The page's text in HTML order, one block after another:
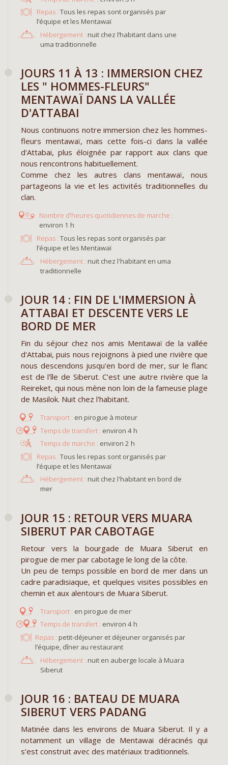
Repas : Tous les repas sont organisés par
l’équipe et les Mentawaï
Hébergement : nuit chez l’habitant dans une
uma traditionnelle
JOURS 11 À 13 : IMMERSION CHEZ
LES " HOMMES-FLEURS"
MENTAWAÏ DANS LA VALLÉE
D'ATTABAI
Nous continuons notre immersion chez les hommes-
fleurs mentawaï, mais cette fois-ci dans la vallée
d'Attabai, plus éloignée par rapport aux clans que
nous rencontrons habituellement.
Comme chez les autres clans mentawaï, nous
partageons la vie et les activités traditionnelles du
clan.
environ 1 h
Repas : Tous les repas sont organisés par
l’équipe et les Mentawaï
Hébergement : nuit chez l'habitant en uma
traditionnelle
JOUR 14 : FIN DE L'IMMERSION À
ATTABAI ET DESCENTE VERS LE
BORD DE MER
Fin du séjour chez nos amis Mentawaï de la vallée
d'Attabai, puis nous rejoignons à pied une rivière que
nous descendons jusqu'en bord de mer, sur le flanc
est de l'île de Siberut. C’est une autre rivière que la
Reireket, qui nous mène non loin de la fameuse plage
de Masilok. Nuit chez l'habitant.
en pirogue à moteur
environ 4 h
environ 2 h
Repas : Tous les repas sont organisés par
l’équipe et les Mentawaï
Hébergement : nuit chez l'habitant en bord de
mer
JOUR 15 : RETOUR VERS MUARA
SIBERUT PAR CABOTAGE
Retour vers la bourgade de Muara Siberut en
pirogue de mer par cabotage le long de la côte.
Un peu de temps possible en bord de mer dans un
cadre paradisiaque, et quelques visites possibles en
chemin et aux alentours de Muara Siberut.
en pirogue de mer
environ 4 h
Repas : petit-déjeuner et déjeuner organisés par
l’équipe, dîner au restaurant
Hébergement : nuit en auberge locale à Muara
Siberut
JOUR 16 : BATEAU DE MUARA
SIBERUT VERS PADANG
Matinée dans les environs de Muara Siberut. Il y a
notamment un village de Mentawai déracinés qui
s’est construit avec des matériaux traditionnels.